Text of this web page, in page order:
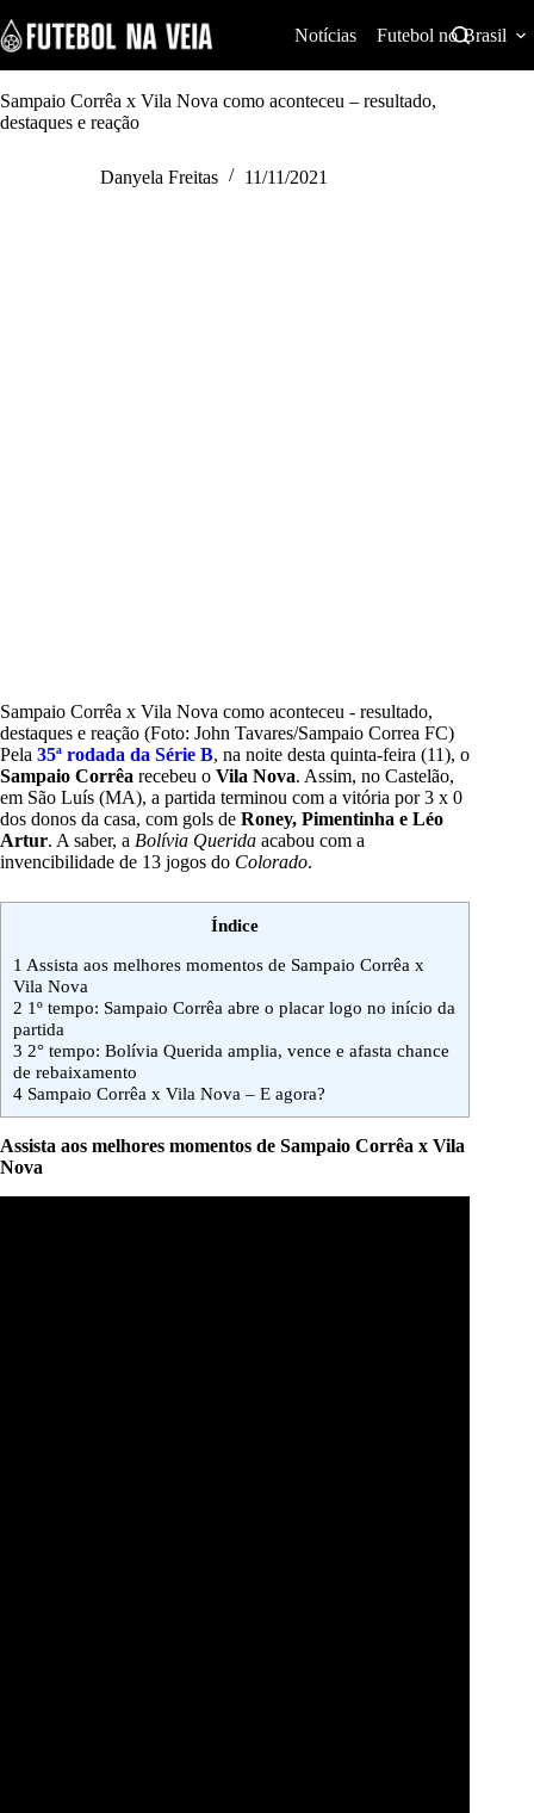
k
i
p
t
o
Notícias Futebol no Brasil
Sampaio Corrêa x Vila Nova como aconteceu – resultado,
destaques e reação
Danyela Freitas 11/11/2021
Sampaio Corrêa x Vila Nova como aconteceu - resultado,
destaques e reação (Foto: John Tavares/Sampaio Correa FC)
Pela 35ª rodada da Série B, na noite desta quinta-feira (11), o
Sampaio Corrêa recebeu o Vila Nova. Assim, no Castelão,
em São Luís (MA), a partida terminou com a vitória por 3 x 0
dos donos da casa, com gols de Roney, Pimentinha e Léo
Artur. A saber, a Bolívia Querida acabou com a
invencibilidade de 13 jogos do Colorado.
Índice
1 Assista aos melhores momentos de Sampaio Corrêa x
Vila Nova
2 1º tempo: Sampaio Corrêa abre o placar logo no início da
partida
3 2° tempo: Bolívia Querida amplia, vence e afasta chance
de rebaixamento
4 Sampaio Corrêa x Vila Nova – E agora?
Assista aos melhores momentos de Sampaio Corrêa x Vila
Nova